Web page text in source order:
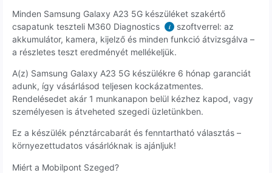
Minden Samsung Galaxy A23 5G készüléket szakértő
csapatunk teszteli M360 Diagnostics
i
szoftverrel: az
akkumulátor, kamera, kijelző és minden funkció átvizsgálva –
a részletes teszt eredményét mellékeljük.
A(z) Samsung Galaxy A23 5G készülékre 6 hónap garanciát
adunk, így vásárlásod teljesen kockázatmentes.
Rendelésedet akár 1 munkanapon belül kézhez kapod, vagy
személyesen is átveheted szegedi üzletünkben.
Ez a készülék pénztárcabarát és fenntartható választás –
környezettudatos vásárlóknak is ajánljuk!
Miért a Mobilpont Szeged?